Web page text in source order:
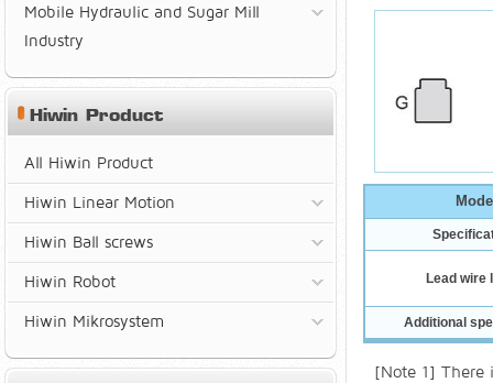
Lead wire
Additional
[Note 1] There
Mobile Hydraulic and Sugar Mill
Industry
Hiwin Product
All Hiwin Product
Hiwin Linear Motion
Hiwin Ball screws
Hiwin Robot
Hiwin Mikrosystem